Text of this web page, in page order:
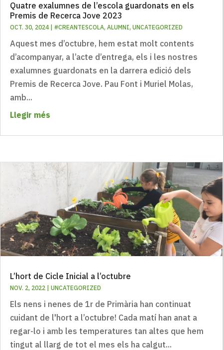
Quatre exalumnes de l’escola guardonats en els
Premis de Recerca Jove 2023
OCT. 30, 2024| #CREANTESCOLA, ALUMNI, UNCATEGORIZED
Aquest mes d’octubre, hem estat molt contents
d’acompanyar, a l’acte d’entrega, els i les nostres
exalumnes guardonats en la darrera edició dels
Premis de Recerca Jove. Pau Font i Muriel Molas,
amb...
Llegir més
L’hort de Cicle Inicial a l’octubre
NOV. 2, 2022 | UNCATEGORIZED
Els nens i nenes de 1r de Primària han continuat
cuidant de l'hort a l’octubre! Cada matí han anat a
regar-lo i amb les temperatures tan altes que hem
tingut al llarg de tot el mes els ha calgut...